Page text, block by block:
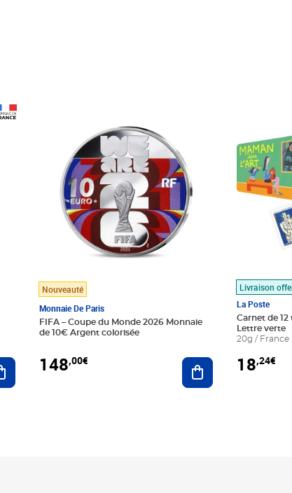
Ajouter au panier
Nouveauté
Monnaie De Paris
FIFA – Coupe du Monde 2026 Monnaie
de 10€ Argent colorisée
148,00€ Ajouter au panier
Livraison
La Poste
Carnet de
Lettre verte
20g / France
18,24€